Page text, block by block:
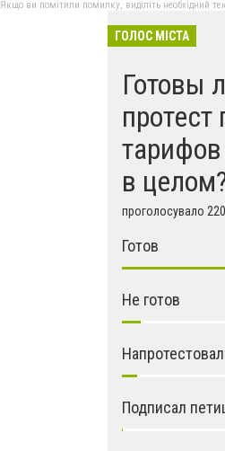
Якщо ви помітили помилку, виділіть необхідний
ГОЛОС МІСТА
Готовы
в
проголосувало
Готов
Не готов
Подписал